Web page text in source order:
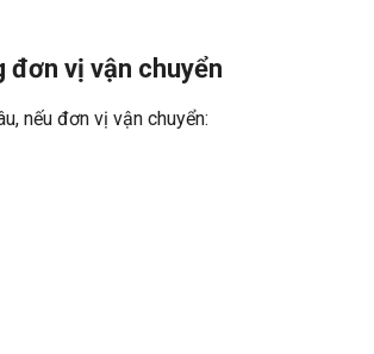
đơn vị vận chuyển
nếu đơn vị vận chuyển: